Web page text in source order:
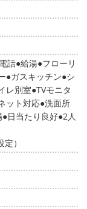
電話 給湯 フローリ
ガスキッチン シ
レ別室 TVモニタ
ット対応 洗面所
日当たり良好 2人
）